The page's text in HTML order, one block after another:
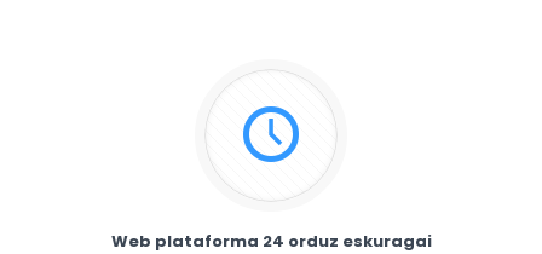
Web plataforma 24 orduz eskuragai